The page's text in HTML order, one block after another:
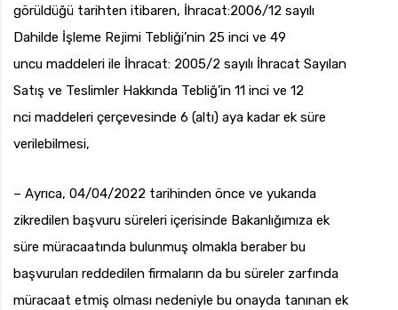
görüldüğü tarihten itibaren, İhracat:2006/12 sayılı
Dahilde İşleme Rejimi Tebliği’nin 25 inci ve 49
uncu maddeleri ile İhracat: 2005/2 sayılı İhracat Sayılan
Satış ve Teslimler Hakkında Tebliğ’in 11 inci ve 12
nci maddeleri çerçevesinde 6 (altı) aya kadar ek süre
verilebilmesi,
– Ayrıca, 04/04/2022 tarihinden önce ve yukarıda
zikredilen başvuru süreleri içerisinde Bakanlığımıza ek
süre müracaatında bulunmuş olmakla beraber bu
başvuruları reddedilen firmaların da bu süreler zarfında
müracaat etmiş olması nedeniyle bu onayda tanınan ek